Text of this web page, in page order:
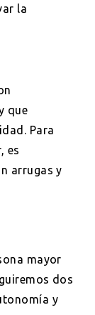
la
que
Para
es
arrugas y
mayor
dos
y